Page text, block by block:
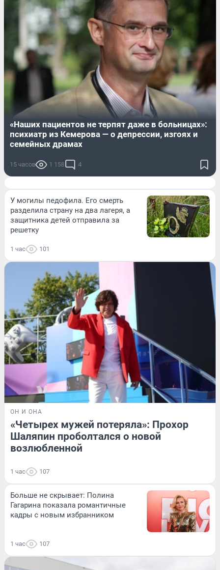
«Наших пациентов не терпят даже в больницах»:
психиатр из Кемерова — о депрессии, изгоях и
семейных драмах
15 часов 1 158 4
У могилы педофила. Его смерть
разделила страну на два лагеря, а
защитника детей отправила за
решетку
1 час 101
ОН И ОНА
«Четырех мужей потеряла»: Прохор
Шаляпин проболтался о новой
возлюбленной
1 час 107
Больше не скрывает: Полина
Гагарина показала романтичные
кадры с новым избранником
1 час 107